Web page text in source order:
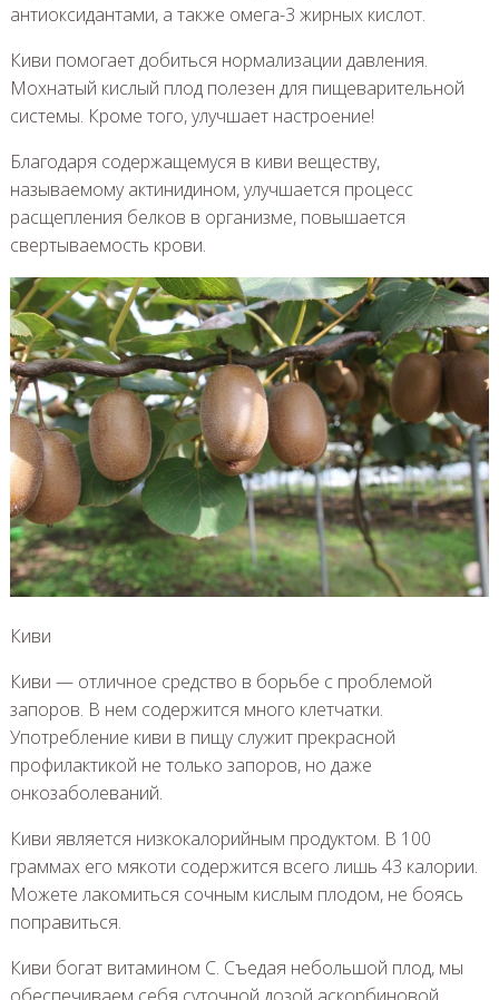
антиоксидантами, а также омега-3 жирных кислот.
Киви помогает добиться нормализации давления.
Мохнатый кислый плод полезен для пищеварительной
системы. Кроме того, улучшает настроение!
Благодаря содержащемуся в киви веществу,
называемому актинидином, улучшается процесс
расщепления белков в организме, повышается
свертываемость крови.
Киви
Киви — отличное средство в борьбе с проблемой
запоров. В нем содержится много клетчатки.
Употребление киви в пищу служит прекрасной
профилактикой не только запоров, но даже
онкозаболеваний.
Киви является низкокалорийным продуктом. В 100
граммах его мякоти содержится всего лишь 43 калории.
Можете лакомиться сочным кислым плодом, не боясь
поправиться.
Киви богат витамином С. Съедая небольшой плод, мы
обеспечиваем себя суточной дозой аскорбиновой